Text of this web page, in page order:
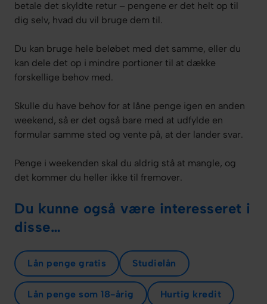
betale det skyldte retur – pengene er det helt op til
dig selv, hvad du vil bruge dem til.
Du kan bruge hele beløbet med det samme, eller du
kan dele det op i mindre portioner til at dække
forskellige behov med.
Skulle du have behov for at låne penge igen en anden
weekend, så er det også bare med at udfylde en
formular samme sted og vente på, at der lander svar.
Penge i weekenden skal du aldrig stå at mangle, og
det kommer du heller ikke til fremover.
Du kunne også være interesseret i
disse…
Lån penge gratis Studielån
Lån penge som 18-årig Hurtig kredit